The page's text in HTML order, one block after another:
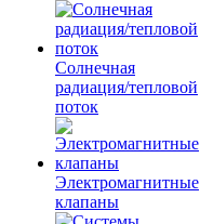
Солнечная
радиация/тепловой
поток
Электромагнитные
клапаны